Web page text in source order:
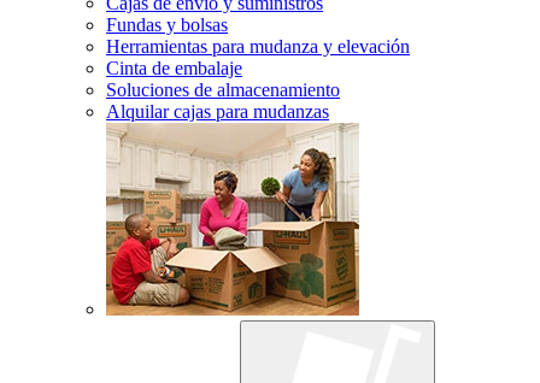
Fundas y bolsas
Herramientas para mudanza y elevación
Cinta de embalaje
Soluciones de almacenamiento
Alquilar cajas para mudanzas